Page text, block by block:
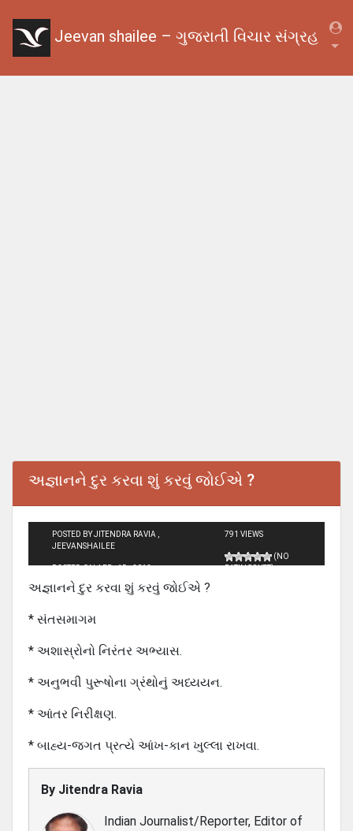
Jeevan shailee – ગુજરાતી વિચાર સંગ્રહ
અજ્ઞાનને દુર કરવા શું કરવું જોઈએ ?
POSTED BY JITENDRA RAVIA ,
JEEVANSHAILEE
POSTED ON APR - 15 - 2012
791 VIEWS
(NO
RATINGS YET)
અજ્ઞાનને દુર કરવા શું કરવું જોઈએ ?
* સંતસમાગમ
* અશાસ્રોનો નિરંતર અભ્યાસ.
* અનુભવી પુરૂષોના ગ્રંથોનું અધ્યયન.
* આંતર નિરીક્ષણ.
* બાહ્ય-જગત પ્રત્યે આંખ-કાન ખુલ્લા રાખવા.
By Jitendra Ravia
Indian Journalist/Reporter, Editor of